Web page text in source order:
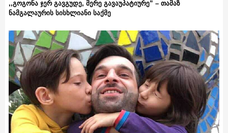
,,გოგონა ჯერ გავგუდე, მერე გავაუპატიურე” – თამაზ
ნამგალაურის სისხლიანი საქმე